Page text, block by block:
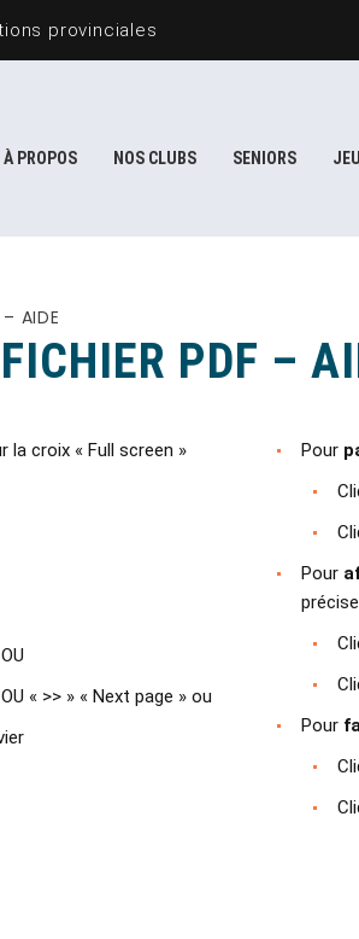
provinciales
À PROPOS NOS CLUBS SENIORS
– AIDE
PDF –
la croix « Full screen »
« >> » « Next page » ou
Pour
Pour
Pour